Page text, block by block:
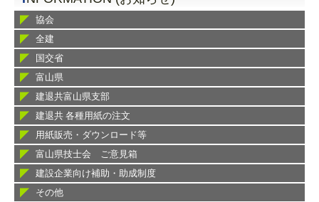
協会
全建
国交省
富山県
建退共富山県支部
建退共 各種用紙の注文
用紙販売・ダウンロード等
富山県技士会 ご意見箱
建設企業向け補助・助成制度
その他